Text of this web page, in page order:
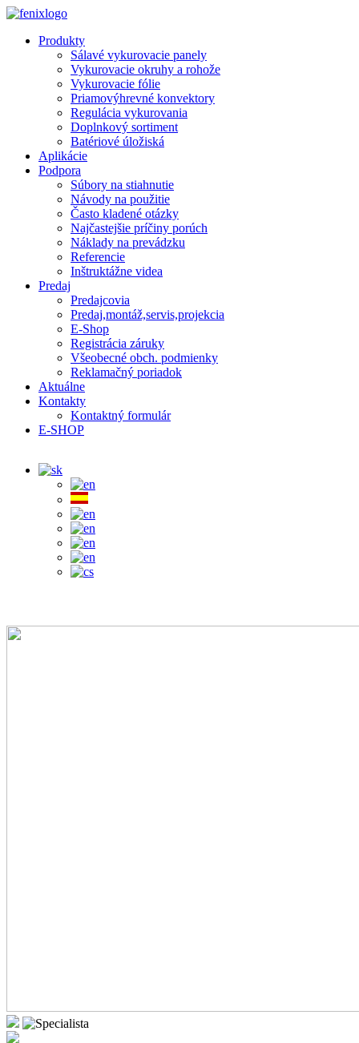
Skip to main content
Produkty
Sálavé vykurovacie panely
Vykurovacie okruhy a rohože
Vykurovacie fólie
Priamovýhrevné konvektory
Regulácia vykurovania
Doplnkový sortiment
Batériové úložiská
Aplikácie
Podpora
Súbory na stiahnutie
Návody na použitie
Často kladené otázky
Najčastejšie príčiny porúch
Náklady na prevádzku
Referencie
Inštruktážne videa
Predaj
Predajcovia
Predaj,montáž,servis,projekcia
E-Shop
Registrácia záruky
Všeobecné obch. podmienky
Reklamačný poriadok
Aktuálne
Kontakty
Kontaktný formulár
E-SHOP